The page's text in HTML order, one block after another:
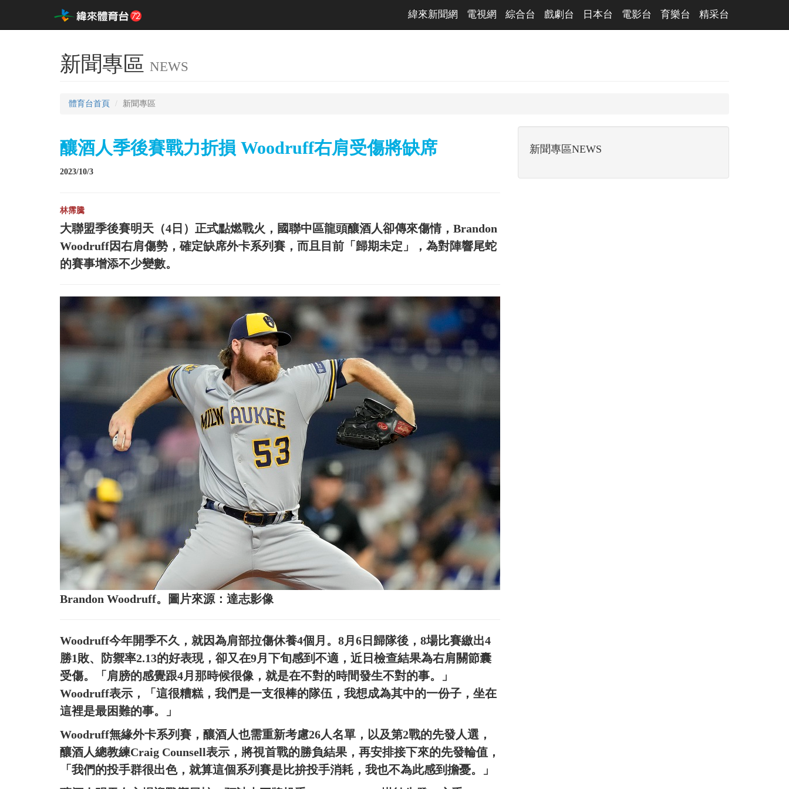
緯來新聞網 電視網 綜合台 戲劇台 日本台 電影台 育樂台 精采台
新聞專區 NEWS
體育台首頁 新聞專區
釀酒人季後賽戰力折損 Woodruff右肩受傷將缺席
2023/10/3
林霈騰
大聯盟季後賽明天（4日）正式點燃戰火，國聯中區龍頭釀酒人卻傳來傷情，Brandon
Woodruff因右肩傷勢，確定缺席外卡系列賽，而且目前「歸期未定」，為對陣響尾蛇
的賽事增添不少變數。
Brandon Woodruff。圖片來源：達志影像
Woodruff今年開季不久，就因為肩部拉傷休養4個月。8月6日歸隊後，8場比賽繳出4
勝1敗、防禦率2.13的好表現，卻又在9月下旬感到不適，近日檢查結果為右肩關節囊
受傷。「肩膀的感覺跟4月那時候很像，就是在不對的時間發生不對的事。」
Woodruff表示，「這很糟糕，我們是一支很棒的隊伍，我想成為其中的一份子，坐在
這裡是最困難的事。」
Woodruff無緣外卡系列賽，釀酒人也需重新考慮26人名單，以及第2戰的先發人選，
釀酒人總教練Craig Counsell表示，將視首戰的勝負結果，再安排接下來的先發輪值，
「我們的投手群很出色，就算這個系列賽是比拚投手消耗，我也不為此感到擔憂。」
新聞專區NEWS